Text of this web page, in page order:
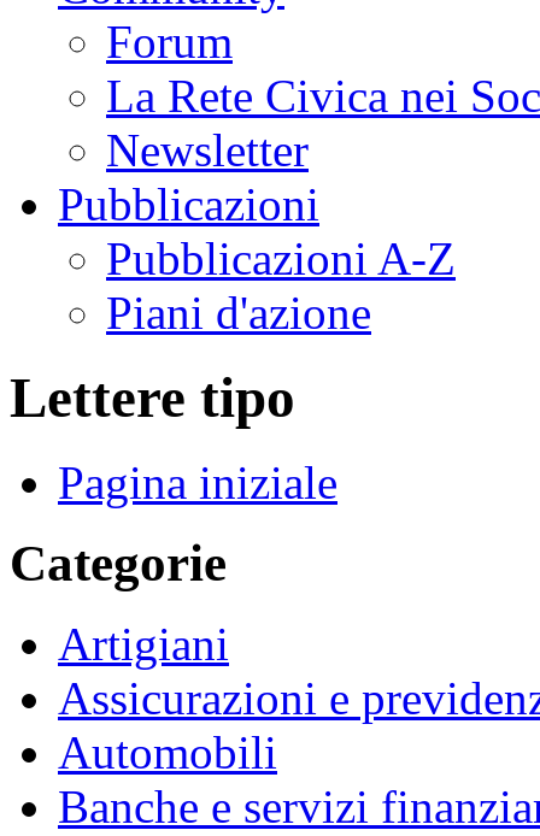
Forum
La Rete Civica nei
Newsletter
Pubblicazioni
Pubblicazioni A-Z
Piani d'azione
Lettere tipo
Pagina iniziale
Categorie
Artigiani
Assicurazioni e
Automobili
Banche e servizi